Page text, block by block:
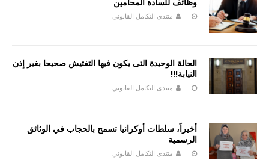
منتدى التكامل القانوني
الحالة الوحيدة التى يكون فيها التفتيش صحيحا بغير إذن
النيابة!!!
منتدى التكامل القانوني
أخيراً، سلطات أوكرانيا تسمح بالحجاب في الوثائق
الرسمية
منتدى التكامل القانوني